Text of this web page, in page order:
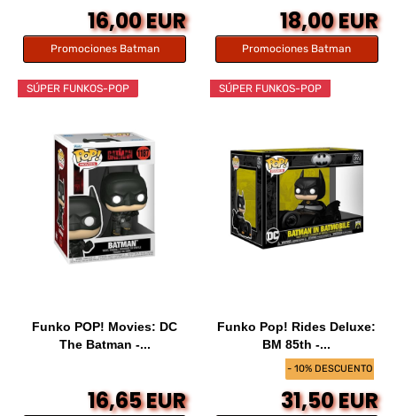
16,00 EUR
Promociones Batman
18,00 EUR
Promociones Batman
SÚPER FUNKOS-POP
Funko POP! Movies: DC
The Batman -...
16,65 EUR
- 10% DESCUENTO
SÚPER FUNKOS-POP
Funko Pop! Rides Deluxe:
BM 85th -...
31,50 EUR